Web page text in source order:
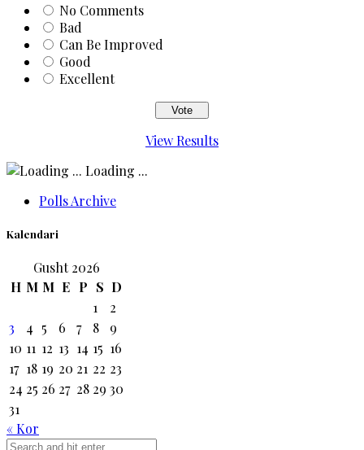
No Comments
Bad
Can Be Improved
Good
Excellent
View Results
Loading ...
Polls Archive
Kalendari
Gusht 2026
H M M E P S D
1
2
3
4 5 6 7 8
9
10 11 12 13 14 15 16
17 18 19 20 21 22 23
24 25 26 27 28 29 30
31
« Kor